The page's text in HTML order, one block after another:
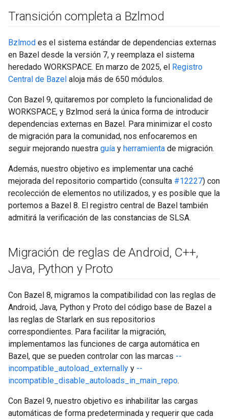
Transición completa a Bzlmod
Bzlmod es el sistema estándar de dependencias externas
en Bazel desde la versión 7, y reemplaza el sistema
heredado WORKSPACE. En marzo de 2025, el Registro
Central de Bazel aloja más de 650 módulos.
Con Bazel 9, quitaremos por completo la funcionalidad de
WORKSPACE, y Bzlmod será la única forma de introducir
dependencias externas en Bazel. Para minimizar el costo
de migración para la comunidad, nos enfocaremos en
seguir mejorando nuestra guía y herramienta de migración.
Además, nuestro objetivo es implementar una caché
mejorada del repositorio compartido (consulta #12227) con
recolección de elementos no utilizados, y es posible que la
portemos a Bazel 8. El registro central de Bazel también
admitirá la verificación de las constancias de SLSA.
Migración de reglas de Android, C++,
Java, Python y Proto
Con Bazel 8, migramos la compatibilidad con las reglas de
Android, Java, Python y Proto del código base de Bazel a
las reglas de Starlark en sus repositorios
correspondientes. Para facilitar la migración,
implementamos las funciones de carga automática en
Bazel, que se pueden controlar con las marcas --
incompatible_autoload_externally y --
incompatible_disable_autoloads_in_main_repo.
Con Bazel 9, nuestro objetivo es inhabilitar las cargas
automáticas de forma predeterminada y requerir que cada